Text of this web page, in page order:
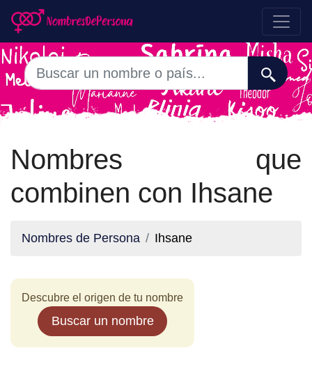
Nombres que
combinen con Ihsane
Nombres de Persona Ihsane
Descubre el origen de tu nombre
Buscar un nombre